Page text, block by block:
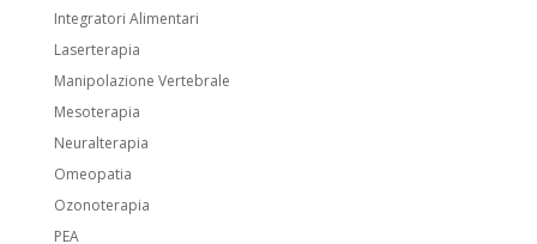
Integratori Alimentari
Laserterapia
Manipolazione Vertebrale
Mesoterapia
Neuralterapia
Omeopatia
Ozonoterapia
PEA